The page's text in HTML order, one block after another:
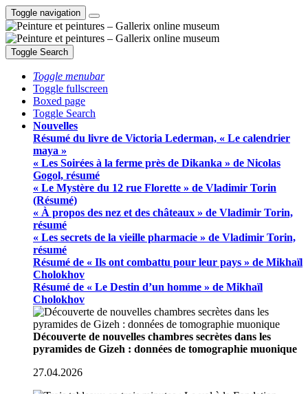
Toggle navigation
Toggle Search
Toggle menubar
Toggle fullscreen
Boxed page
Toggle Search
Nouvelles
Résumé du livre de Victoria Lederman, « Le calendrier
maya »
« Les Soirées à la ferme près de Dikanka » de Nicolas
Gogol, résumé
« Le Mystère du 12 rue Florette » de Vladimir Torin
(Résumé)
« À propos des nez et des châteaux » de Vladimir Torin,
résumé
« Les secrets de la vieille pharmacie » de Vladimir Torin,
résumé
Résumé de « Ils ont combattu pour leur pays » de Mikhaïl
Cholokhov
Résumé de « Le Destin d’un homme » de Mikhaïl
Cholokhov
Découverte de nouvelles chambres secrètes dans les
pyramides de Gizeh : données de tomographie muonique
27.04.2026